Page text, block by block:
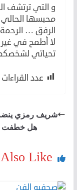
و التي ترتشف
محبسها
الرفق …
لا أطمح في
تحياتي
عدد القراءات
شريف رمزي ينضم
هل خطفت
Like